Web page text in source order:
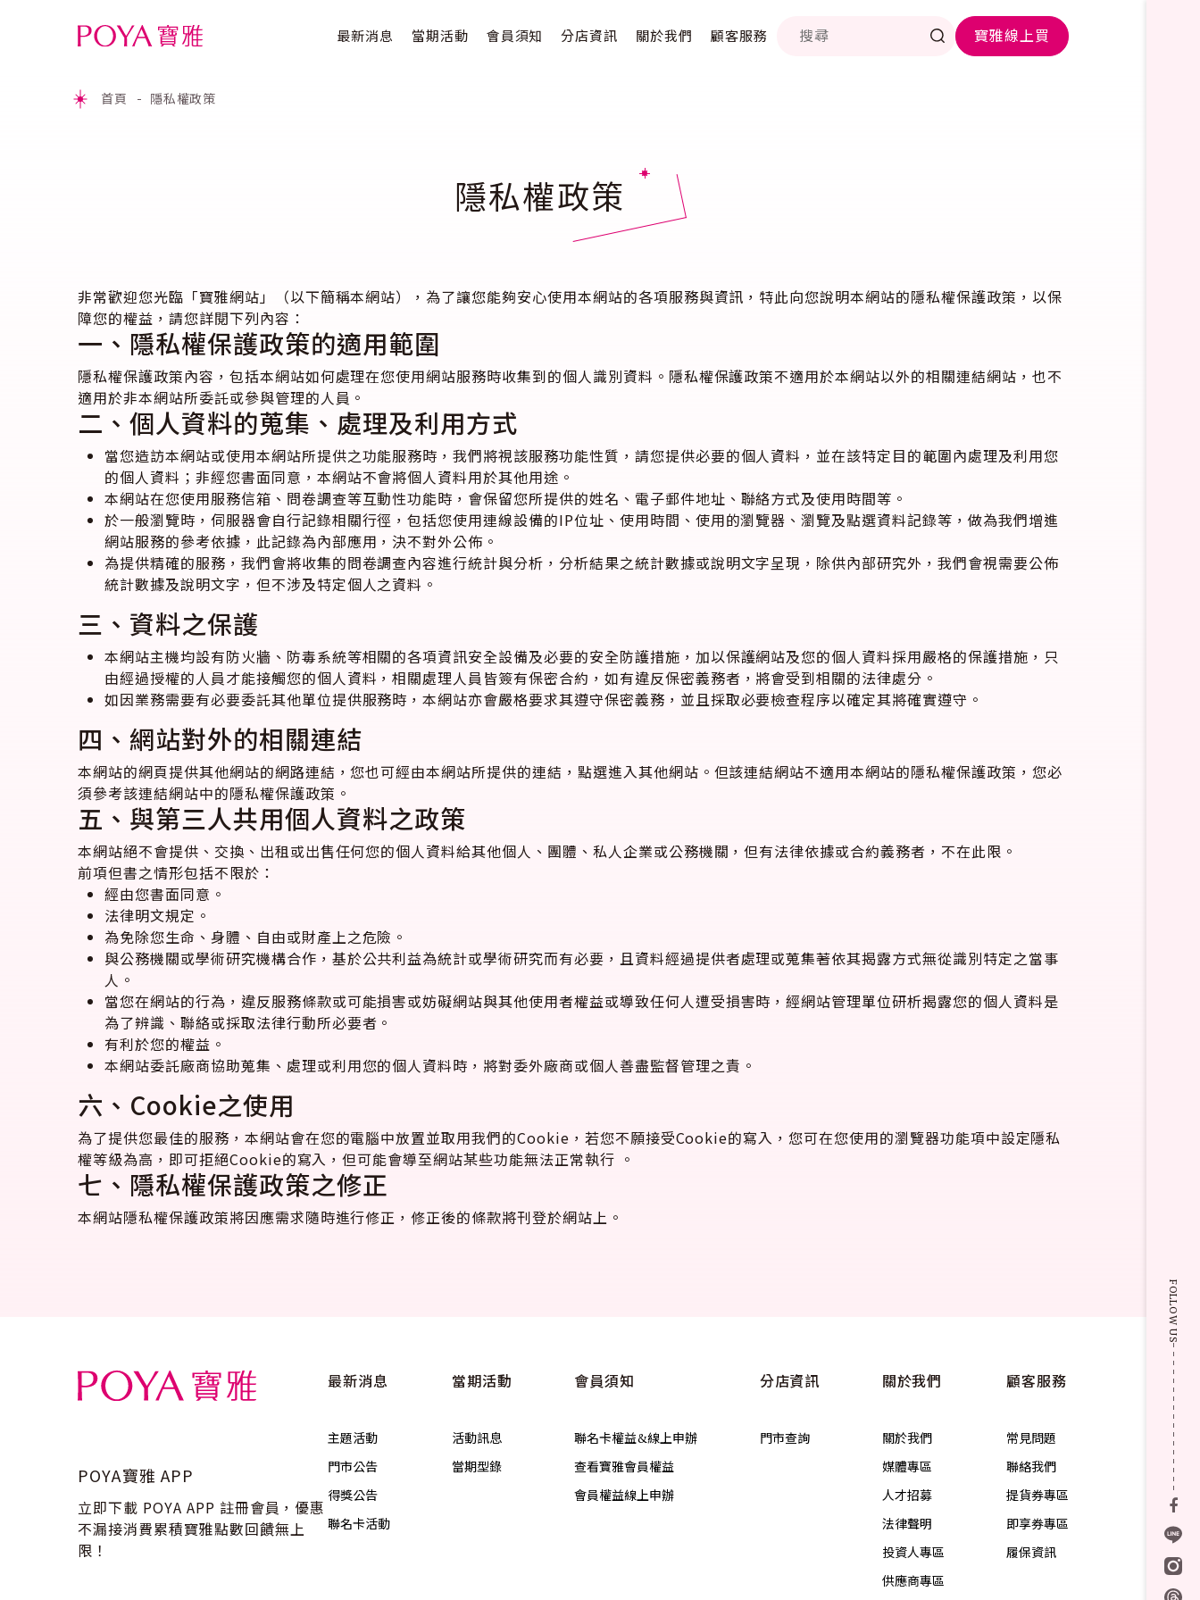
最新消息 當期活動 會員須知 分店資訊 關於我們 顧客服務 寶雅線上買
首頁 隱私權政策
隱私權政策
非常歡迎您光臨「寶雅網站」（以下簡稱本網站），為了讓您能夠安心使用本網站的各項服務與資訊，特此向您說明本網站的隱私權保護政策，以保
障您的權益，請您詳閱下列內容：
一、隱私權保護政策的適用範圍
隱私權保護政策內容，包括本網站如何處理在您使用網站服務時收集到的個人識別資料。隱私權保護政策不適用於本網站以外的相關連結網站，也不
適用於非本網站所委託或參與管理的人員。
二、個人資料的蒐集、處理及利用方式
當您造訪本網站或使用本網站所提供之功能服務時，我們將視該服務功能性質，請您提供必要的個人資料，並在該特定目的範圍內處理及利用您
的個人資料；非經您書面同意，本網站不會將個人資料用於其他用途。
本網站在您使用服務信箱、問卷調查等互動性功能時，會保留您所提供的姓名、電子郵件地址、聯絡方式及使用時間等。
於一般瀏覽時，伺服器會自行記錄相關行徑，包括您使用連線設備的IP位址、使用時間、使用的瀏覽器、瀏覽及點選資料記錄等，做為我們增進
網站服務的參考依據，此記錄為內部應用，決不對外公佈。
為提供精確的服務，我們會將收集的問卷調查內容進行統計與分析，分析結果之統計數據或說明文字呈現，除供內部研究外，我們會視需要公佈
統計數據及說明文字，但不涉及特定個人之資料。
三、資料之保護
本網站主機均設有防火牆、防毒系統等相關的各項資訊安全設備及必要的安全防護措施，加以保護網站及您的個人資料採用嚴格的保護措施，只
由經過授權的人員才能接觸您的個人資料，相關處理人員皆簽有保密合約，如有違反保密義務者，將會受到相關的法律處分。
如因業務需要有必要委託其他單位提供服務時，本網站亦會嚴格要求其遵守保密義務，並且採取必要檢查程序以確定其將確實遵守。
四、網站對外的相關連結
本網站的網頁提供其他網站的網路連結，您也可經由本網站所提供的連結，點選進入其他網站。但該連結網站不適用本網站的隱私權保護政策，您必
須參考該連結網站中的隱私權保護政策。
五、與第三人共用個人資料之政策
本網站絕不會提供、交換、出租或出售任何您的個人資料給其他個人、團體、私人企業或公務機關，但有法律依據或合約義務者，不在此限。
前項但書之情形包括不限於：
經由您書面同意。
法律明文規定。
為免除您生命、身體、自由或財產上之危險。
與公務機關或學術研究機構合作，基於公共利益為統計或學術研究而有必要，且資料經過提供者處理或蒐集著依其揭露方式無從識別特定之當事
人。
當您在網站的行為，違反服務條款或可能損害或妨礙網站與其他使用者權益或導致任何人遭受損害時，經網站管理單位研析揭露您的個人資料是
為了辨識、聯絡或採取法律行動所必要者。
有利於您的權益。
本網站委託廠商協助蒐集、處理或利用您的個人資料時，將對委外廠商或個人善盡監督管理之責。
六、Cookie之使用
為了提供您最佳的服務，本網站會在您的電腦中放置並取用我們的Cookie，若您不願接受Cookie的寫入，您可在您使用的瀏覽器功能項中設定隱私
權等級為高，即可拒絕Cookie的寫入，但可能會導至網站某些功能無法正常執行 。
七、隱私權保護政策之修正
本網站隱私權保護政策將因應需求隨時進行修正，修正後的條款將刊登於網站上。
POYA寶雅 APP
立即下載 POYA APP 註冊會員，優惠
不漏接消費累積寶雅點數回饋無上
限！
最新消息
主題活動
門市公告
得獎公告
聯名卡活動
當期活動
活動訊息
當期型錄
會員須知
聯名卡權益&線上申辦
查看寶雅會員權益
會員權益線上申辦
分店資訊
門市查詢
關於我們
關於我們
媒體專區
人才招募
法律聲明
投資人專區
供應商專區
顧客服務
常見問題
聯絡我們
提貨券專區
即享券專區
履保資訊
FOLLOW US